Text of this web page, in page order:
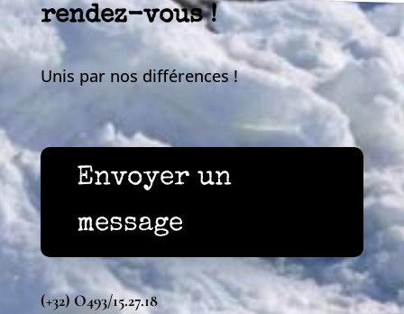
rendez-vous !
Unis par nos différences !
Envoyer un
message
(+32) O493/15.27.18